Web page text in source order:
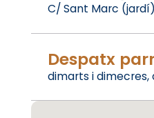
C/ Sant Marc (jardí)
Despatx
dimarts i dimecres,